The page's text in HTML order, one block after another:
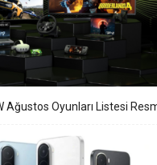
Ağustos Oyunları Listesi